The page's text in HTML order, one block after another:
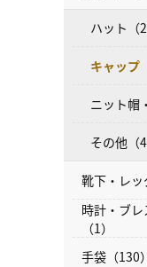
ハット（
キャップ
ニット帽
その他（
靴下・レッ
時計・ブ
（1）
手袋（130）